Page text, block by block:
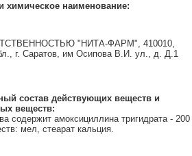
химическое наименование:
"НИТА-ФАРМ", 410010,
г. Саратов, им Осипова В.И. ул., д. Д.1
состав действующих веществ и
веществ:
содержит амоксициллина тригидрата - 200
мел, стеарат кальция.